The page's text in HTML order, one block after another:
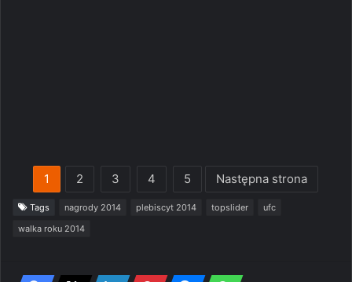
1 2 3 4 5 Następna strona
Tags nagrody 2014 plebiscyt 2014 topslider
ufc
walka roku 2014